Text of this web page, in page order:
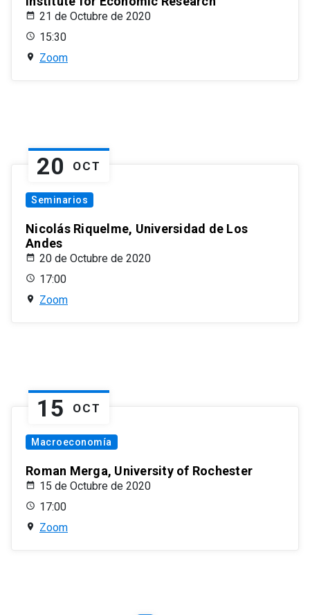
21 de Octubre de 2020
15:30
Zoom
20 OCT
Seminarios
Nicolás Riquelme, Universidad de Los
Andes
20 de Octubre de 2020
17:00
Zoom
15 OCT
Macroeconomía
Roman Merga, University of Rochester
15 de Octubre de 2020
17:00
Zoom